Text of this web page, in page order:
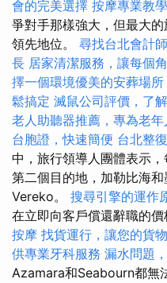
會的完美選擇 按摩專業教學
爭對手那樣強大，但最大
領先地位。 尋找台北會計
長 居家清潔服務，讓每個
擇一個環境優美的安葬場所
鬆搞定 滅鼠公司評價，了
老人助聽器推薦，專為老
台胞證，快速簡便 台北整
中，旅行領導人團體表示
第二個目的地，加勒比海
Vereko。 搜尋引擎的運作
在立即向客戶償還辭職的價
按摩 找貨運行，讓您的貨
供專業牙科服務 漏水問題
Azamara和Seabourn都無